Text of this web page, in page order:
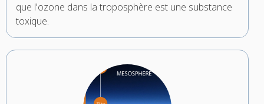
que l'ozone dans la troposphère est une substance
toxique.